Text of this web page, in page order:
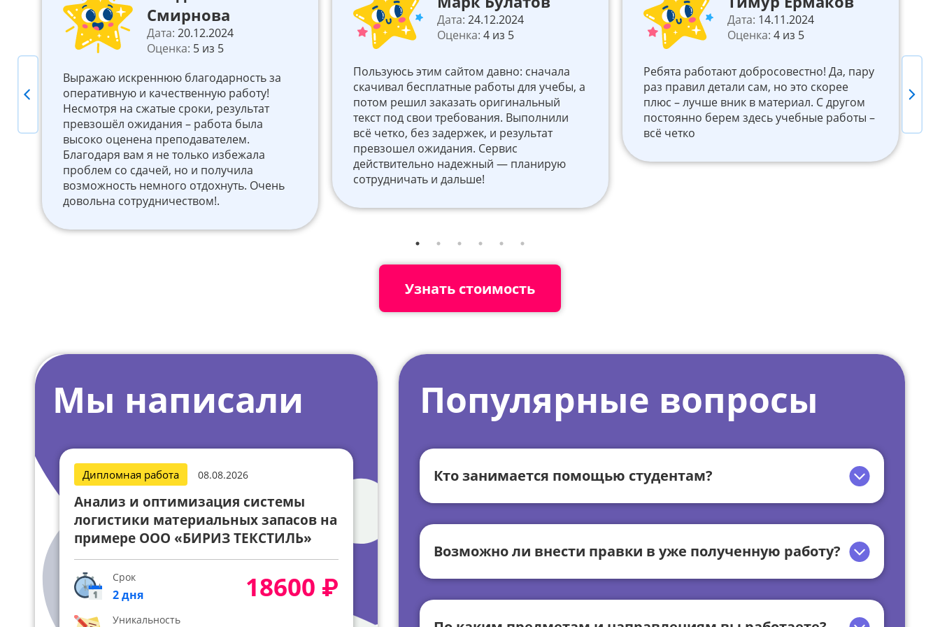
Previous
Смирнова
Дата: 20.12.2024
Оценка: 5 из 5
Выражаю искреннюю благодарность за
оперативную и качественную работу!
Несмотря на сжатые сроки, результат
превзошёл ожидания – работа была
высоко оценена преподавателем.
Благодаря вам я не только избежала
проблем со сдачей, но и получила
возможность немного отдохнуть. Очень
довольна сотрудничеством!.
Дата: 24.12.2024
Оценка: 4 из 5
Пользуюсь этим сайтом давно: сначала
скачивал бесплатные работы для учебы, а
потом решил заказать оригинальный
текст под свои требования. Выполнили
всё четко, без задержек, и результат
превзошел ожидания. Сервис
действительно надежный — планирую
сотрудничать и дальше!
Дата: 14.11.2024
Оценка: 4 из 5
Ребята работают добросовестно! Да, пару
раз правил детали сам, но это скорее
плюс – лучше вник в материал. С другом
постоянно берем здесь учебные работы –
всё четко
Next
Узнать стоимость
Мы написали
Дипломная работа 08.08.2026
Анализ и оптимизация системы
логистики материальных запасов на
примере ООО «БИРИЗ ТЕКСТИЛЬ»
Срок
2 дня
Уникальность
18600 ₽
Популярные вопросы
Кто занимается помощью студентам?
Возможно ли внести правки в уже полученную работу?